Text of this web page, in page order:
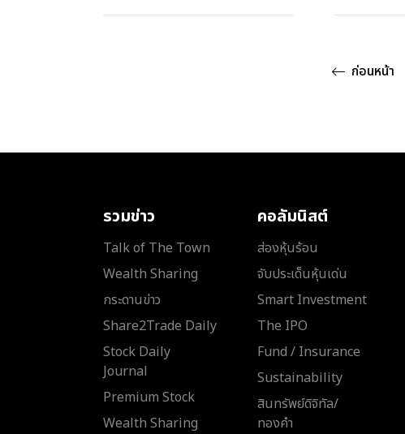
ก่อนหน้า
รวมข่าว
Talk of The Town
Wealth Sharing
กระดานข่าว
Share2Trade Daily
Stock Daily
Journal
Premium Stock
Wealth Sharing
คอลัมนิสต์
ส่องหุ้นร้อน
จับประเด็นหุ้นเด่น
Smart Investment
The IPO
Fund / Insurance
Sustainability
สินทรัพย์ดิจิทัล/
ทองคำ